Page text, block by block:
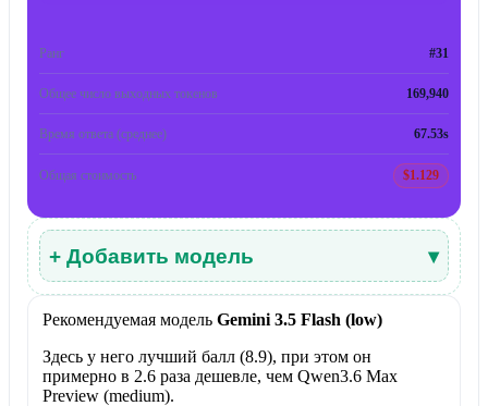
Ранг #31
Общее число выходных токенов 169,940
Время ответа (среднее) 67.53s
Общая стоимость $1.129
+ Добавить модель ▾
Рекомендуемая модель Gemini 3.5 Flash (low)
Здесь у него лучший балл (8.9), при этом он
примерно в 2.6 раза дешевле, чем Qwen3.6 Max
Preview (medium).